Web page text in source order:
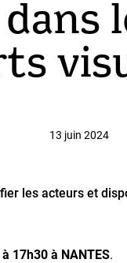
13 juin 2024
les acteurs et
17h30 à NANTES.